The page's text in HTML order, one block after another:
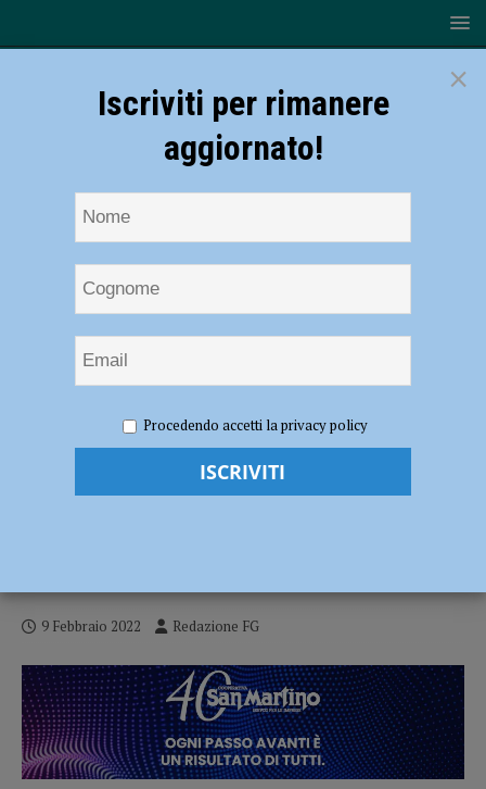
imprese, CNA: “Nel 2021 crescita record, occupazione cresciuta
dell’1,9%”
Piccole e medie imprese, CNA: “Nel 2021
9 Febbraio 2022 Redazione FG
×
Iscriviti per rimanere
aggiornato!
Procedendo accetti la privacy policy